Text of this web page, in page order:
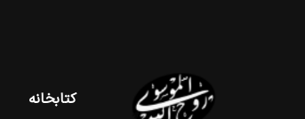
کتابخانه